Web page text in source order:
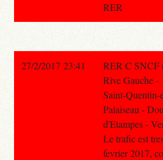
RER
27/2/2017 23:41
RER C SNCF
Rive Gauche -
Saint-Quentin-
Palaiseau -
d'Etampes -
Le trafic est
fevrier 2017,